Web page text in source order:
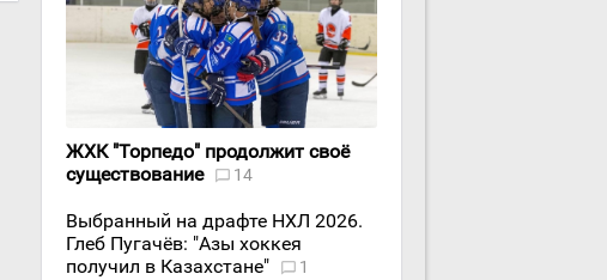
ЖХК "Торпедо" продолжит своё
существование
14
Выбранный на драфте НХЛ 2026.
Глеб Пугачёв: "Азы хоккея
получил в Казахстане"
1